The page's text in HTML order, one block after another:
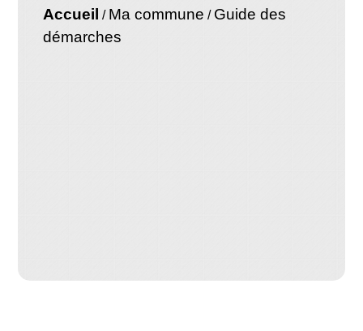
Accueil / Ma commune / Guide des
démarches